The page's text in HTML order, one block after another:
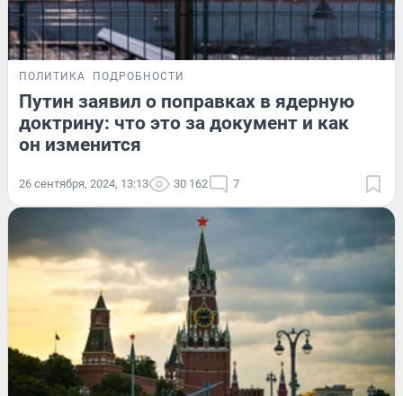
ПОЛИТИКА ПОДРОБНОСТИ
Путин заявил о поправках в ядерную
доктрину: что это за документ и как
он изменится
26 сентября, 2024, 13:13 30 162 7